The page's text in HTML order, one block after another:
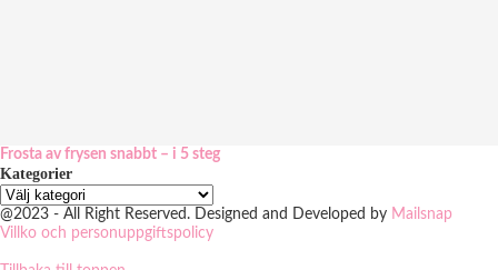
Frosta av frysen snabbt – i 5 steg
Kategorier
@2023 - All Right Reserved. Designed and Developed by Mailsnap
Villko och personuppgiftspolicy